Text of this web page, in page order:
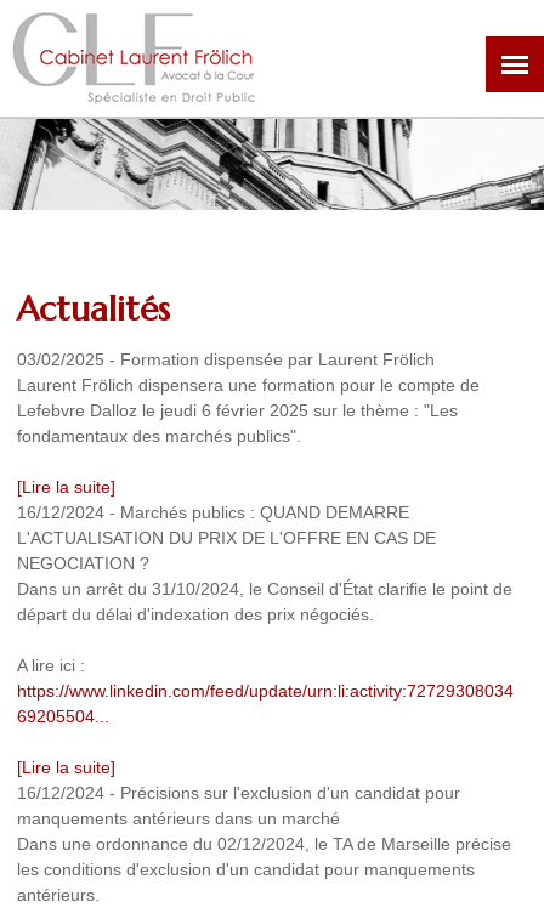
Aller
au
contenu
principal
Actualités
03/02/2025 - Formation dispensée par Laurent Frölich
Laurent Frölich dispensera une formation pour le compte de
Lefebvre Dalloz le jeudi 6 février 2025 sur le thème : "Les
fondamentaux des marchés publics".
[Lire la suite]
16/12/2024 - Marchés publics : QUAND DEMARRE
L'ACTUALISATION DU PRIX DE L'OFFRE EN CAS DE
NEGOCIATION ?
Dans un arrêt du 31/10/2024, le Conseil d'État clarifie le point de
départ du délai d'indexation des prix négociés.
A lire ici :
https://www.linkedin.com/feed/update/urn:li:activity:72729308034
69205504...
[Lire la suite]
16/12/2024 - Précisions sur l'exclusion d'un candidat pour
manquements antérieurs dans un marché
Dans une ordonnance du 02/12/2024, le TA de Marseille précise
les conditions d'exclusion d'un candidat pour manquements
antérieurs.